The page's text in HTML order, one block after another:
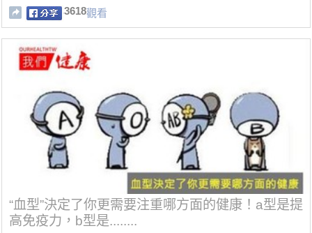
及了...
3618觀看
“血型”決定了你更需要注重哪方面的健康！a型是提
高免疫力，b型是........